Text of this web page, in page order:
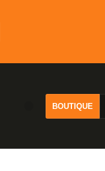
BOUTIQUE